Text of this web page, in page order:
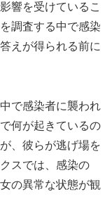
響を受けているこ
調査する中で感染
えが得られる前に
で感染者に襲われ
何が起きているの
、彼らが逃げ場を
スでは、感染の
の異常な状態が観